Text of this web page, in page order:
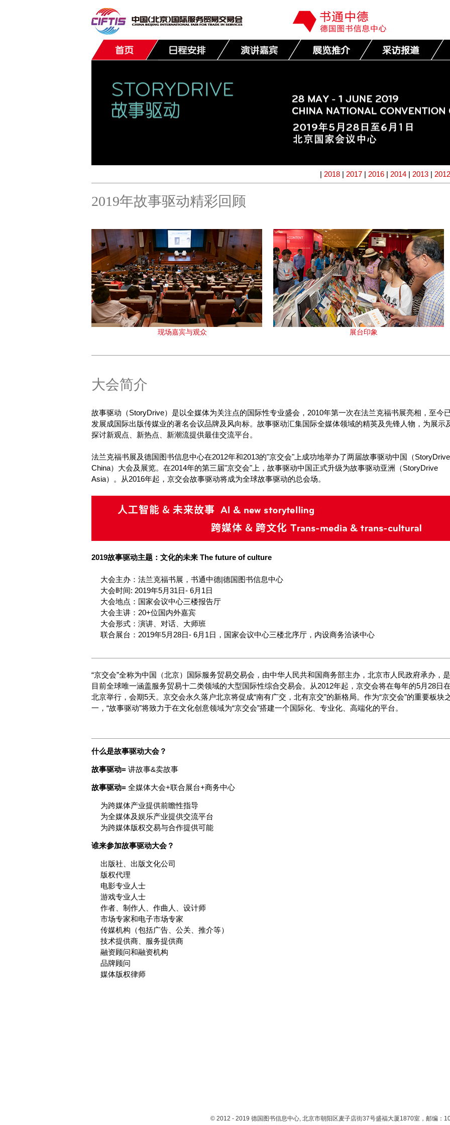
| 2018 | 2017 | 2016 | 2014 | 2013 | 2012
2019年故事驱动精彩回顾
现场嘉宾与观众 展台印象
大会简介
故事驱动（StoryDrive）是以全媒体为关注点的国际性专业盛会，2010年第一次在法兰克福书展亮相，至今
发展成国际出版传媒业的著名会议品牌及风向标。故事驱动汇集国际全媒体领域的精英及先锋人物，为展示
探讨新观点、新热点、新潮流提供最佳交流平台。
法兰克福书展及德国图书信息中心在2012年和2013的"京交会"上成功地举办了两届故事驱动中国（StoryDrive
China）大会及展览。在2014年的第三届"京交会"上，故事驱动中国正式升级为故事驱动亚洲（StoryDrive
Asia）。从2016年起，京交会故事驱动将成为全球故事驱动的总会场。
2019故事驱动主题：文化的未来 The future of culture
大会主办：法兰克福书展，书通中德|德国图书信息中心
大会时间: 2019年5月31日- 6月1日
大会地点：国家会议中心三楼报告厅
大会主讲：20+位国内外嘉宾
大会形式：演讲、对话、大师班
联合展台：2019年5月28日- 6月1日，国家会议中心三楼北序厅，内设商务洽谈中心
“京交会”全称为中国（北京）国际服务贸易交易会，由中华人民共和国商务部主办，北京市人民政府承办，是
目前全球唯一涵盖服务贸易十二类领域的大型国际性综合交易会。从2012年起，京交会将在每年的5月28日
北京举行，会期5天。京交会永久落户北京将促成“南有广交，北有京交”的新格局。作为“京交会”的重要板块
一，“故事驱动”将致力于在文化创意领域为“京交会”搭建一个国际化、专业化、高端化的平台。
什么是故事驱动大会？
故事驱动= 讲故事&卖故事
故事驱动= 全媒体大会+联合展台+商务中心
为跨媒体产业提供前瞻性指导
为全媒体及娱乐产业提供交流平台
为跨媒体版权交易与合作提供可能
谁来参加故事驱动大会？
出版社、出版文化公司
版权代理
电影专业人士
游戏专业人士
作者、制作人、作曲人、设计师
市场专家和电子市场专家
传媒机构（包括广告、公关、推介等）
技术提供商、服务提供商
融资顾问和融资机构
品牌顾问
媒体版权律师
© 2012 - 2019 德国图书信息中心, 北京市朝阳区麦子店街37号盛福大厦1870室，邮编：